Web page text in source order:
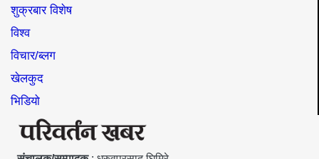
शुक्रबार विशेष
विश्व
विचार/ब्लग
खेलकुद
भिडियो